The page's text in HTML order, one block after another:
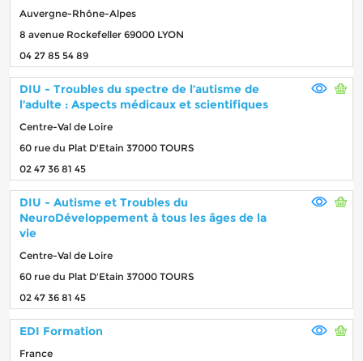
Auvergne-Rhône-Alpes
8 avenue Rockefeller 69000 LYON
04 27 85 54 89
DIU - Troubles du spectre de l’autisme de
l’adulte : Aspects médicaux et scientifiques
Centre-Val de Loire
60 rue du Plat D'Etain 37000 TOURS
02 47 36 81 45
DIU - Autisme et Troubles du
NeuroDéveloppement à tous les âges de la
vie
Centre-Val de Loire
60 rue du Plat D'Etain 37000 TOURS
02 47 36 81 45
EDI Formation
France